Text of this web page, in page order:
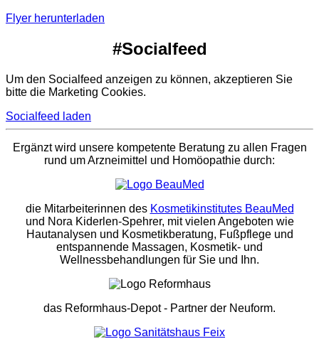
Flyer herunterladen
#Socialfeed
Um den Socialfeed anzeigen zu können, akzeptieren Sie
bitte die Marketing Cookies.
Socialfeed laden
Ergänzt wird unsere kompetente Beratung zu allen Fragen
rund um Arzneimittel und Homöopathie durch:
die Mitarbeiterinnen des Kosmetikinstitutes BeauMed
und Nora Kiderlen-Spehrer, mit vielen Angeboten wie
Hautanalysen und Kosmetikberatung, Fußpflege und
entspannende Massagen, Kosmetik- und
Wellnessbehandlungen für Sie und Ihn.
das Reformhaus-Depot- Partner der Neuform.